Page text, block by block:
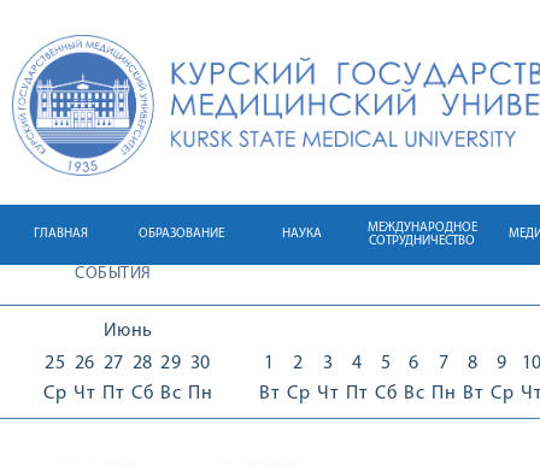
ГЛАВНАЯ ОБРАЗОВАНИЕ НАУКА
МЕЖДУНАРОДНОЕ
СОТРУДНИЧЕСТВО
СОБЫТИЯ
Июнь
25
Ср
26
Чт
27
Пт
28
Сб
29
Вс
30
Пн
1
Вт
2
Ср
3
Чт
4
Пт
5
Сб
6
Вс
7
Пн
8
Вт
9
Ср